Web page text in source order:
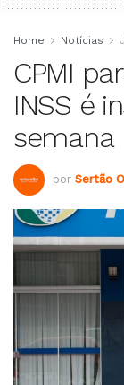
Home Notícias
CPMI
INSS é
semana
por Sertão